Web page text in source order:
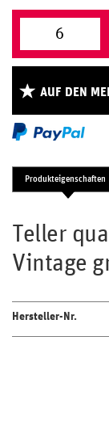
AUF DEN
Produkteigenschaften
Teller
Vintage
Hersteller-Nr.